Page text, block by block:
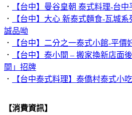
．
【台中】曼谷皇朝 泰式料理-台
．
【台中】大心 新泰式麵食-瓦城
誠品呦
．
【台中】二分之一泰式小館-平價
．
【台中】泰小間 – 搬家換新店面
間」招牌
．
【台中泰式料理】泰僑村泰式小吃
【消費資訊】